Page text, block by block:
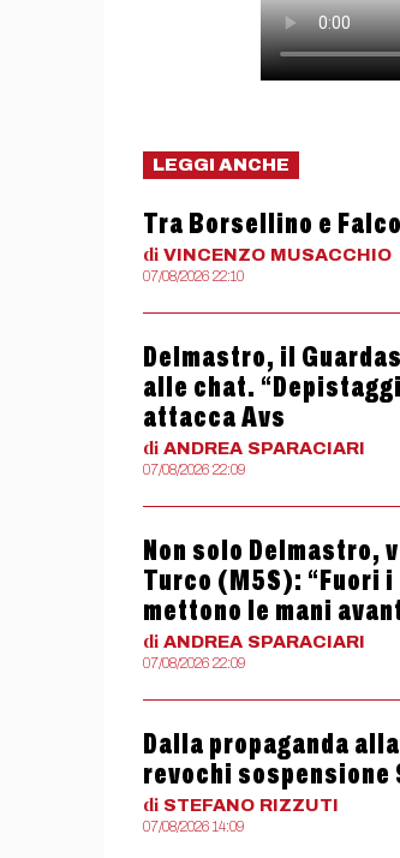
LEGGI ANCHE
Tra Borsellino e
di VINCENZO MUSACCHIO
07/08/2026 22:10
Delmastro, il
alle chat.
attacca Avs
di ANDREA SPARACIARI
07/08/2026 22:09
Non solo Delmastro,
Turco (M5S): “Fuori
mettono le mani
di ANDREA SPARACIARI
07/08/2026 22:09
Dalla propaganda
revochi sospensione
di STEFANO RIZZUTI
07/08/2026 14:09